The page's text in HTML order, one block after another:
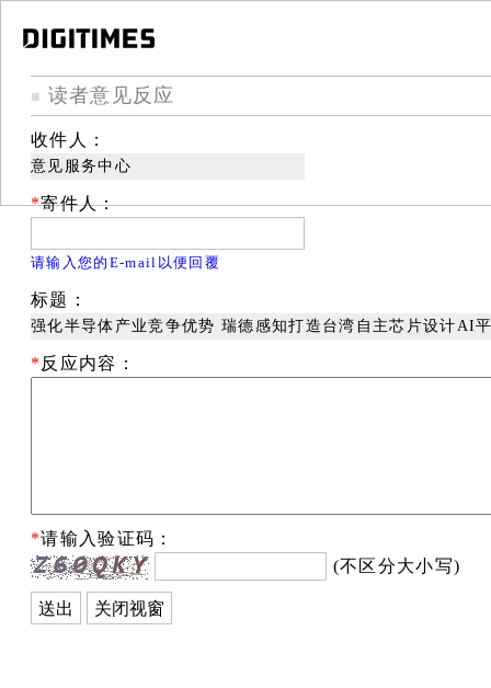
■ 读者意见反应
收件人：
意见服务中心
*寄件人：
请输入您的E-mail以便回覆
标题：
强化半导体产业竞争优势 瑞德感知打造台湾自主芯片设计AI
* 反应内容：
*请输入验证码：
(不区分大小写)